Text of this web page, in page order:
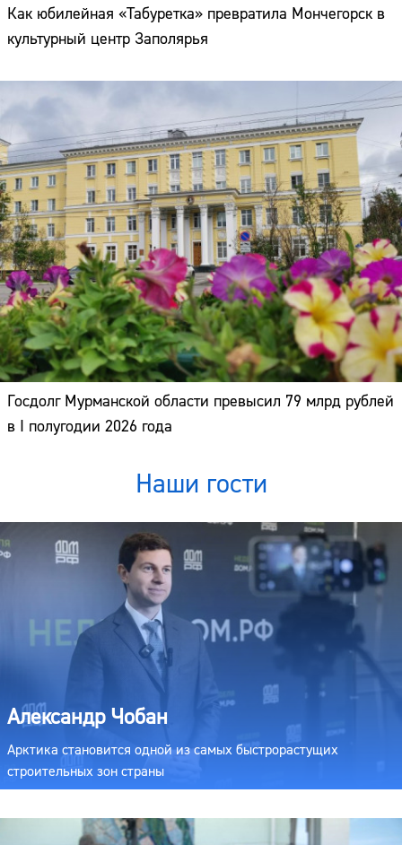
Как юбилейная «Табуретка» превратила Мончегорск в
культурный центр Заполярья
Госдолг Мурманской области превысил 79 млрд рублей
в I полугодии 2026 года
Наши гости
Александр Чобан
Арктика становится одной из самых быстрорастущих
строительных зон страны